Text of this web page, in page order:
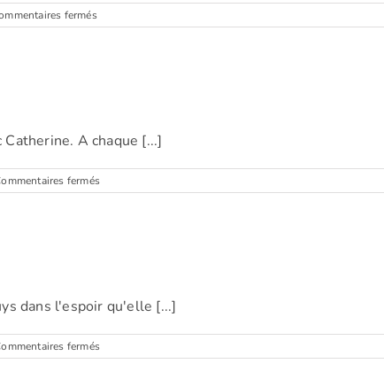
ferméssur
Daphné
A chaque [...]
ferméssur
Noemie
dans l'espoir qu'elle [...]
ferméssur
Viviane